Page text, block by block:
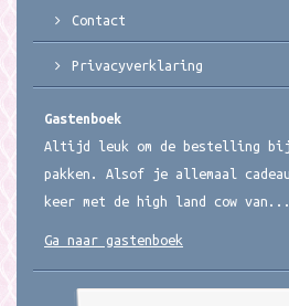
Contact
Privacyverklaring
Gastenboek
Altijd leuk om de bestelling
pakken. Alsof je allemaal
keer met de high land cow van...
Ga naar gastenboek